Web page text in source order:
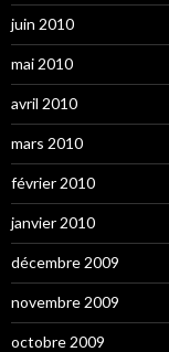
juin 2010
mai 2010
avril 2010
mars 2010
février 2010
janvier 2010
décembre 2009
novembre 2009
octobre 2009